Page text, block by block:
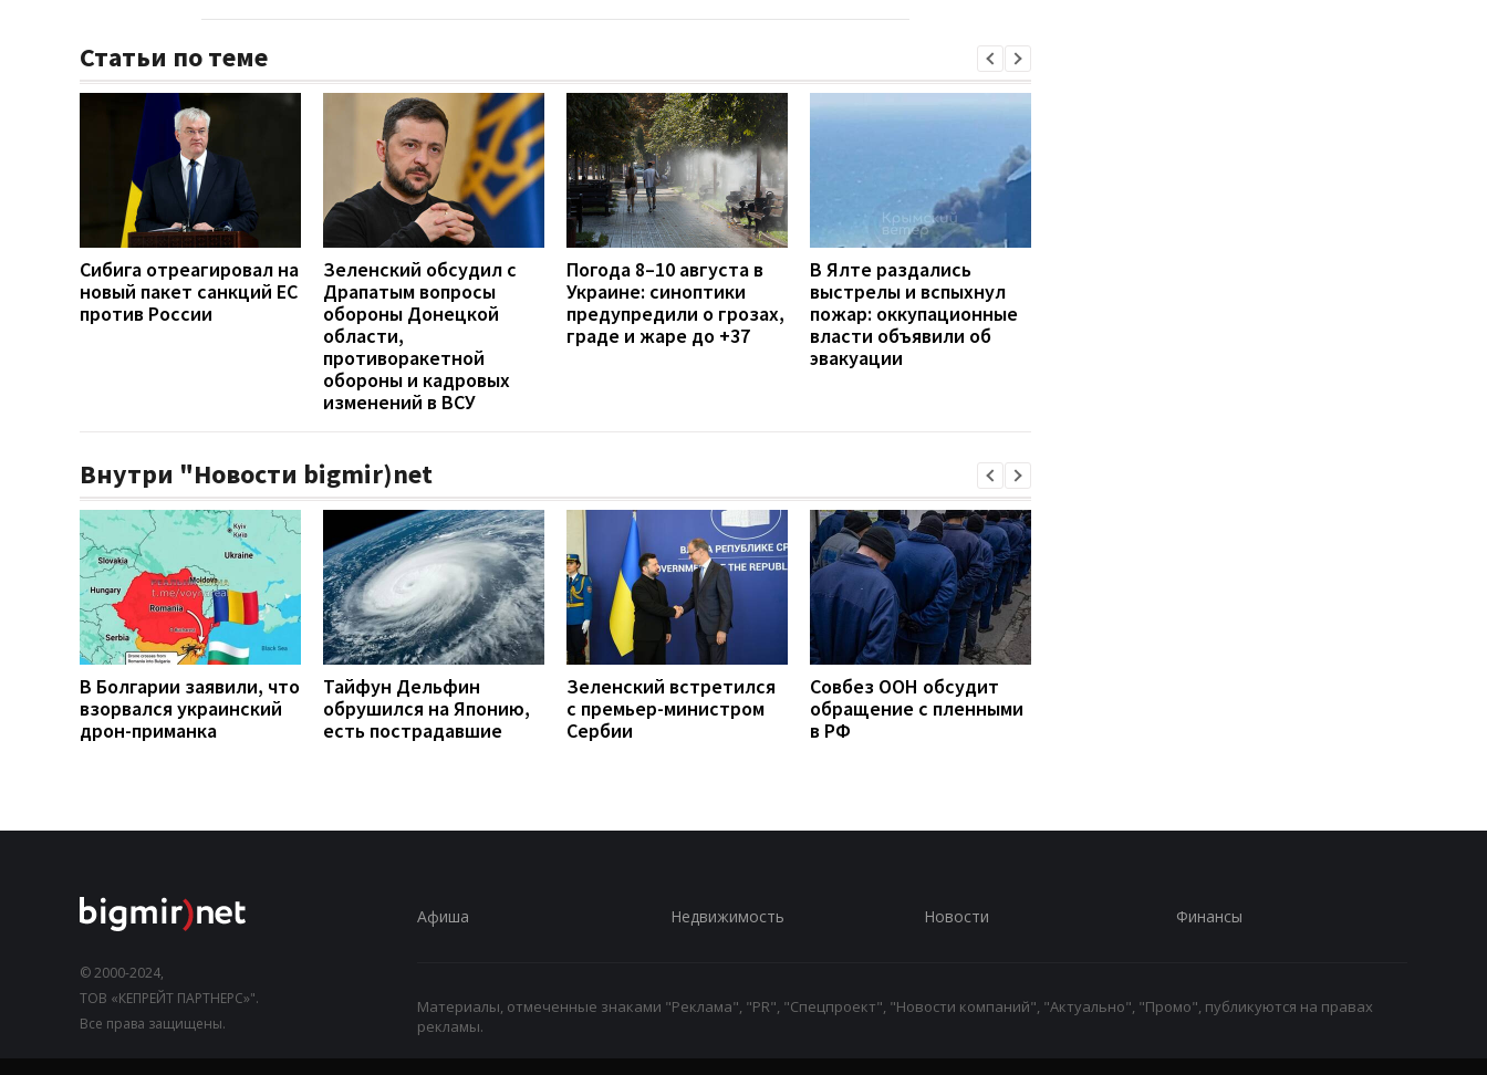
Статьи по теме
Сибига отреагировал на
новый пакет санкций ЕС
против России
Зеленский обсудил с
Драпатым вопросы
обороны Донецкой
области,
противоракетной
обороны и кадровых
изменений в ВСУ
Погода 8–10 августа в
Украине: синоптики
предупредили о грозах,
граде и жаре до +37
В Ялте раздались
выстрелы и вспыхнул
пожар: оккупационные
власти объявили об
эвакуации
Внутри "Новости bigmir)net
В Болгарии заявили, что
взорвался украинский
дрон-приманка
Тайфун Дельфин
обрушился на Японию,
есть пострадавшие
Зеленский встретился
с премьер-министром
Сербии
Совбез ООН обсудит
обращение с пленными
в РФ
© 2000-2024,
ТОВ «КЕПРЕЙТ ПАРТНЕРС»".
Все права защищены.
Афиша Недвижимость Новости Финансы
Материалы, отмеченные знаками "Реклама", "PR", "Спецпроект", "Новости компаний", "Актуально", "Промо", публикуются на правах
рекламы.